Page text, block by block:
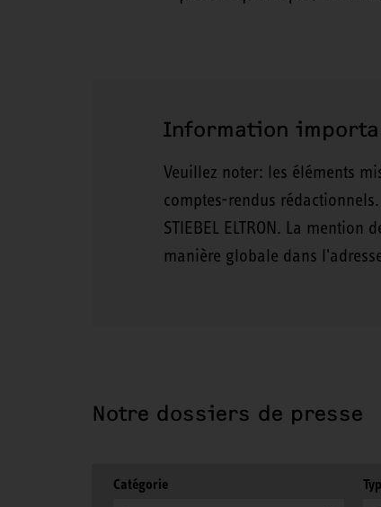
Information
Veuillez noter: les éléments
comptes-rendus
STIEBEL ELTRON. La
manière globale dans
Notre dossiers de presse
Catégorie